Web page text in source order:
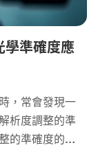
準確度應
，常會發現一
析度調整的準
的準確度的重